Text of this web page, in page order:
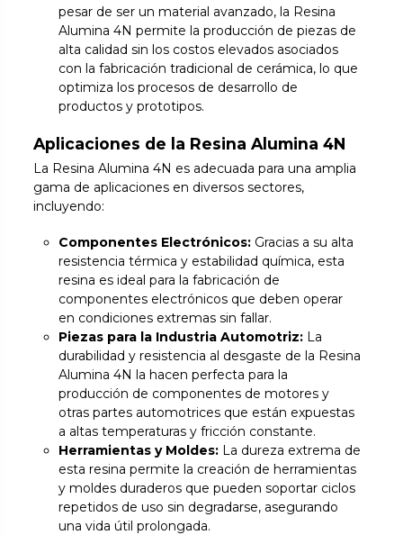
pesar de ser un material avanzado, la Resina
Alumina 4N permite la producción de piezas de
alta calidad sin los costos elevados asociados
con la fabricación tradicional de cerámica, lo que
optimiza los procesos de desarrollo de
productos y prototipos.
Aplicaciones de la Resina Alumina 4N
La Resina Alumina 4N es adecuada para una amplia
gama de aplicaciones en diversos sectores,
incluyendo:
Componentes Electrónicos: Gracias a su alta
resistencia térmica y estabilidad química, esta
resina es ideal para la fabricación de
componentes electrónicos que deben operar
en condiciones extremas sin fallar.
Piezas para la Industria Automotriz: La
durabilidad y resistencia al desgaste de la Resina
Alumina 4N la hacen perfecta para la
producción de componentes de motores y
otras partes automotrices que están expuestas
a altas temperaturas y fricción constante.
Herramientas y Moldes: La dureza extrema de
esta resina permite la creación de herramientas
y moldes duraderos que pueden soportar ciclos
repetidos de uso sin degradarse, asegurando
una vida útil prolongada.